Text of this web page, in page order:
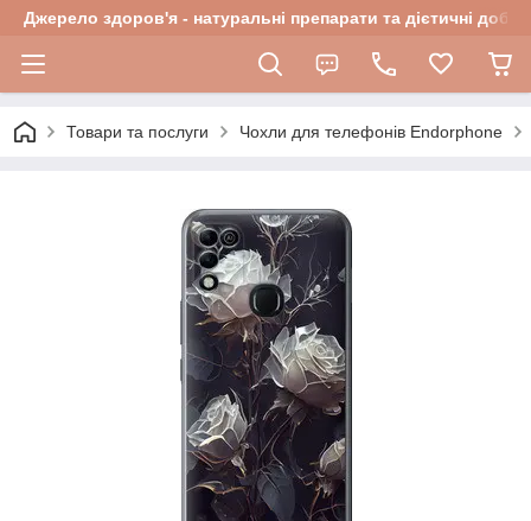
Джерело здоров'я - натуральні препарати та дієтичні
Товари та послуги Чохли для телефонів Endorphone